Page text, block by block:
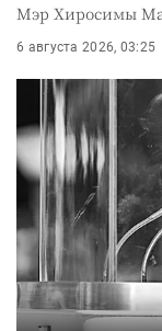
Мэр Хиросимы
6 августа 2026, 03:25